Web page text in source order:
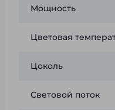
Мощность
Цветовая
Цоколь
Световой поток